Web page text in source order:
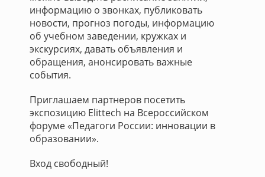
информацию о звонках, публиковать
новости, прогноз погоды, информацию
об учебном заведении, кружках и
экскурсиях, давать объявления и
обращения, анонсировать важные
события.
Приглашаем партнеров посетить
экспозицию Elittech на Всероссийском
форуме «Педагоги России: инновации в
образовании».
Вход свободный!